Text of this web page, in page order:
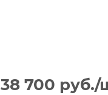
38 700 руб./